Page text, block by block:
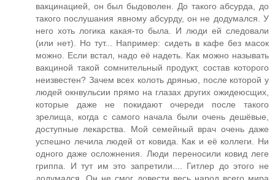
вакцинацией, он был быдоволен. До такого абсурда, до
такого послушания явному абсурду, он не додумался. У
него хоть логика какая-то была. И люди ей следовали
(или нет). Но тут... Например: сидеть в кафе без масок
можно. Если встал, надо её надеть. Как можно называть
вакциной такой сомнительный продукт, состав которого
неизвестен? Зачем всех колоть дрянью, после которой у
людей окнвульсии прямо на глазах других ожидеюсщих,
которые даже не покидают очереди после такого
зрелища, когда с самого начала были очень дешёвые,
доступные лекарства. Мой семейный врач очень даже
успешно лечила людей от ковида. Как и её коллеги. Ни
одного даже осложнения. Люди переносили ковид леге
гриппа. И тут им это запретили.... Гитлер до этого не